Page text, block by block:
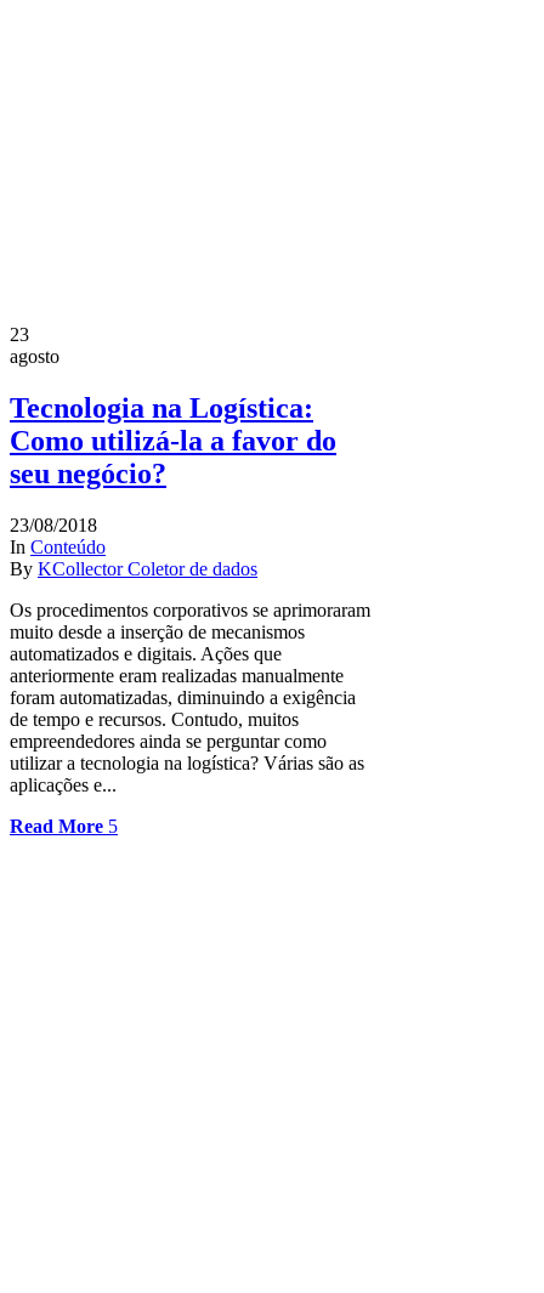
23
agosto
Tecnologia na Logística:
Como utilizá-la a favor do
seu negócio?
23/08/2018
In Conteúdo
By KCollector Coletor de dados
Os procedimentos corporativos se aprimoraram
muito desde a inserção de mecanismos
automatizados e digitais. Ações que
anteriormente eram realizadas manualmente
foram automatizadas, diminuindo a exigência
de tempo e recursos. Contudo, muitos
empreendedores ainda se perguntar como
utilizar a tecnologia na logística? Várias são as
aplicações e...
Read More